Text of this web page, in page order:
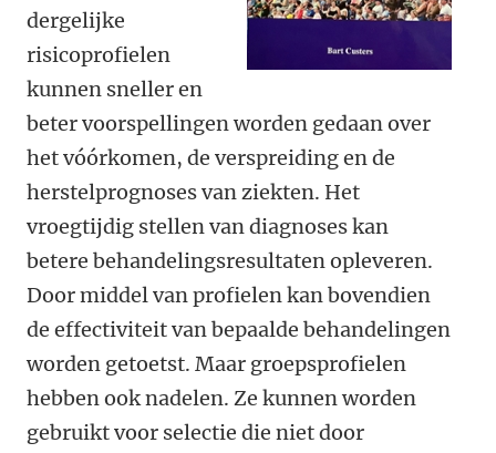
dergelijke
risicoprofielen
kunnen sneller en
beter voorspellingen worden gedaan over
het vóórkomen, de verspreiding en de
herstelprognoses van ziekten. Het
vroegtijdig stellen van diagnoses kan
betere behandelingsresultaten opleveren.
Door middel van profielen kan bovendien
de effectiviteit van bepaalde behandelingen
worden getoetst. Maar groepsprofielen
hebben ook nadelen. Ze kunnen worden
gebruikt voor selectie die niet door